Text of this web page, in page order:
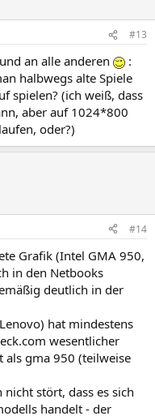
#13
an alle anderen
:
halbwegs alte Spiele
spielen? (ich weiß, dass
aber auf 1024*800
oder?)
#14
Grafik (Intel GMA 950,
in den Netbooks
deutlich in der
hat mindestens
wesentlicher
gma 950 (teilweise
stört, dass es sich
handelt - der